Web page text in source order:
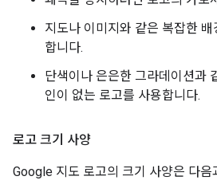
지도나 이미지와 같은 복잡한
합니다.
단색이나 은은한 그라데이션과
인이 없는 로고를 사용합니다.
로고 크기 사양
Google 지도 로고의 크기 사양은 다음